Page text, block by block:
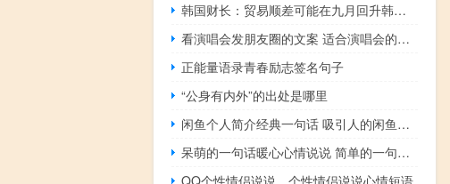
韩国财长：贸易顺差可能在九月回升韩国出口可能在十月份恢复增长
看演唱会发朋友圈的文案 适合演唱会的心情说说配图
正能量语录青春励志签名句子
“公身有内外”的出处是哪里
闲鱼个人简介经典一句话 吸引人的闲鱼简介大全
呆萌的一句话暖心心情说说 简单的一句话但很暖心的心情说说